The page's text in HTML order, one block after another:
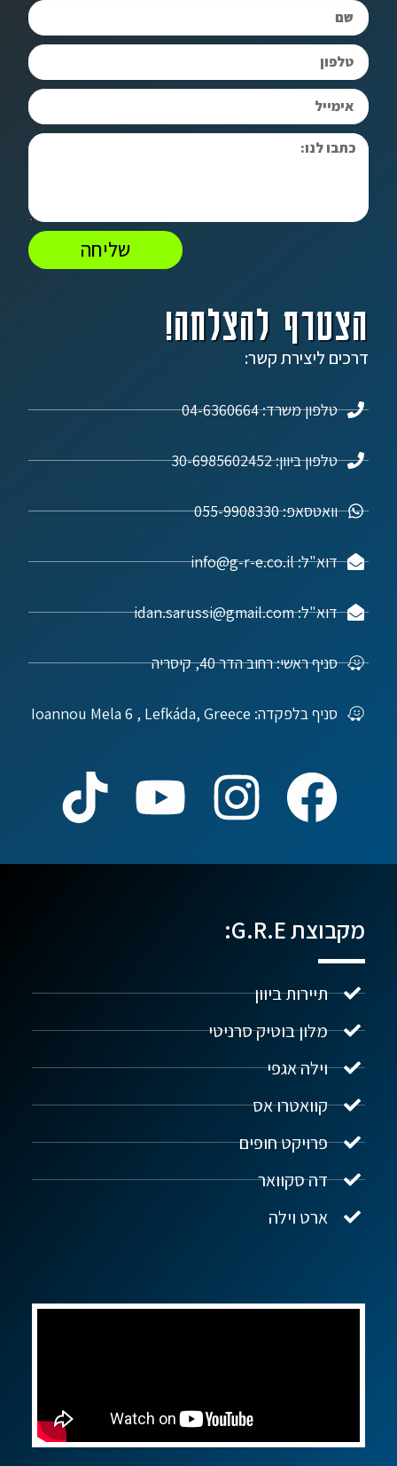
הצטרף להצלחה!
דרכים ליצירת קשר:
טלפון משרד: 04-6360664
טלפון ביוון: 30-6985602452
וואטסאפ: 055-9908330
דוא"ל: info@g-r-e.co.il
דוא"ל: idan.sarussi@gmail.com
סניף ראשי: רחוב הדר 40, קיסריה
סניף בלפקדה: Ioannou Mela 6 , Lefkáda, Greece
שליחה
מקבוצת G.R.E:
תיירות ביוון
מלון בוטיק סרניטי
וילה אגפי
קוואטרו אס
פרויקט חופים
דה סקוואר
ארט וילה
נדל"ן ביוון G.R.E
שלום! איך אפשר לעזור?